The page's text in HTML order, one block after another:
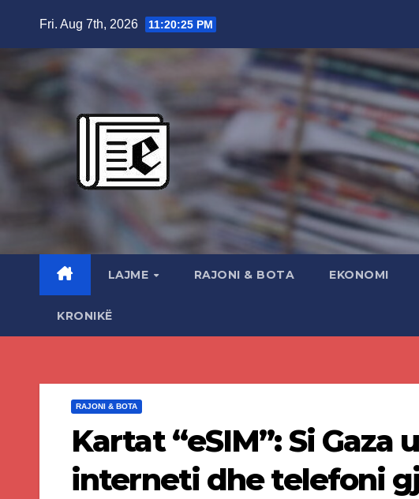
Fri. Aug 7th, 2026 11:20:25 PM
LAJME RAJONI & BOTA EKONOMI
KRONIKË
RAJONI & BOTA
Kartat “eSIM”: Si
interneti dhe telefoni